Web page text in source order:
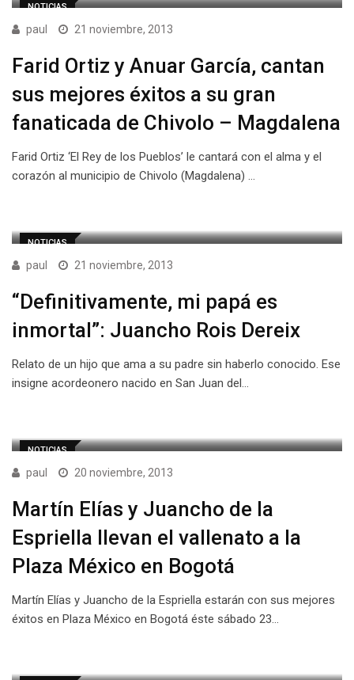
NOTICIAS
paul 21 noviembre, 2013
Farid Ortiz y Anuar García, cantan
sus mejores éxitos a su gran
fanaticada de Chivolo – Magdalena
Farid Ortiz ‘El Rey de los Pueblos’ le cantará con el alma y el
corazón al municipio de Chivolo (Magdalena) …
NOTICIAS
paul 21 noviembre, 2013
“Definitivamente, mi papá es
inmortal”: Juancho Rois Dereix
Relato de un hijo que ama a su padre sin haberlo conocido. Ese
insigne acordeonero nacido en San Juan del…
NOTICIAS
paul 20 noviembre, 2013
Martín Elías y Juancho de la
Espriella llevan el vallenato a la
Plaza México en Bogotá
Martín Elías y Juancho de la Espriella estarán con sus mejores
éxitos en Plaza México en Bogotá éste sábado 23…